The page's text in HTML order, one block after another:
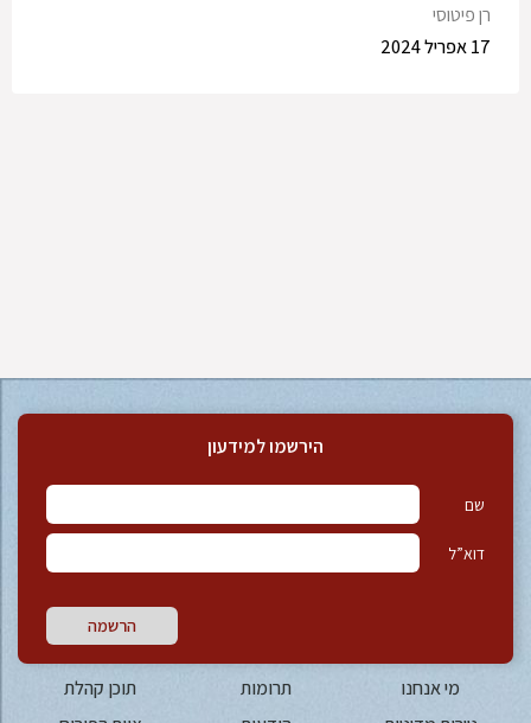
רן פיטוסי
17 אפריל 2024
הירשמו למידעון
שם
דוא”ל
הרשמה
מי אנחנו תרומות
תוכן קהלת